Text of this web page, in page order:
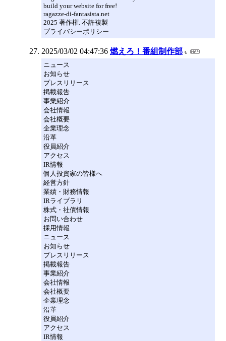
build your website for free!
ragazze-di-fantasista.net
2025 著作権. 不許複製
プライバシーポリシー
2025/03/02 04:47:36 燃えろ！番組制作部
ニュース
お知らせ
プレスリリース
掲載報告
事業紹介
会社情報
会社概要
企業理念
沿革
役員紹介
アクセス
IR情報
個人投資家の皆様へ
経営方針
業績・財務情報
IRライブラリ
株式・社債情報
お問い合わせ
採用情報
ニュース
お知らせ
プレスリリース
掲載報告
事業紹介
会社情報
会社概要
企業理念
沿革
役員紹介
アクセス
IR情報